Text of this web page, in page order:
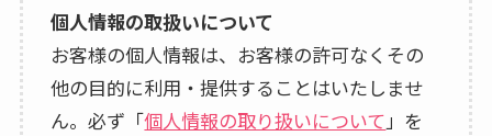
個人情報の取扱いについて
お客様の個人情報は、お客様の許可なくその
他の目的に利用・提供することはいたしませ
ん。必ず「個人情報の取り扱いについて 」を